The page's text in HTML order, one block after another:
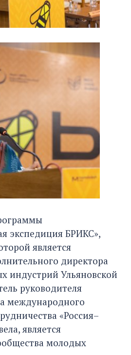
экспедиция БРИКС»,
является
директора
индустрий Ульяновской
руководителя
международного
«Россия–
является
молодых